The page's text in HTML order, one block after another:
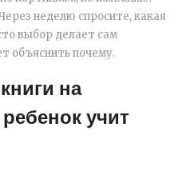
неделю спросите, какая
выбор делает сам
объяснить почему.
на
учит